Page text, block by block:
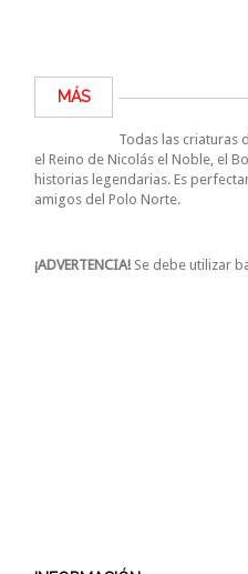
MÁS
Todas las criaturas
el Reino de Nicolás el Noble, el
historias legendarias. Es
amigos del Polo Norte.
¡ADVERTENCIA! Se debe utilizar